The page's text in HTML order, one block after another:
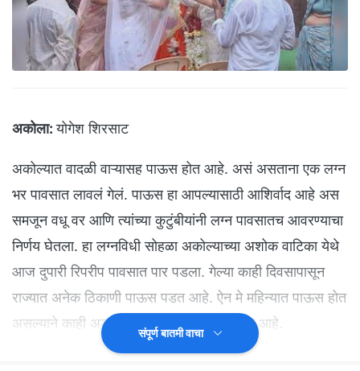
अकोला: योगेश शिरसाट
अकोल्यात वादळी वाऱ्यासह पाऊस होत आहे. असं असताना एक लग्न
भर पावसात लावलं गेलं. पाऊस हा आपल्यासाठी आशिर्वाद आहे अस
समजून वधू वर आणि त्यांच्या कुटुंबीयांनी लग्न पावसातच आवरण्याचा
निर्णय घेतला. हा लग्नविधी सोहळा अकोल्याच्या अशोक वाटिका येथे
आज दुपारी रिपरीप पावसात पार पडला. गेल्या काही दिवसापासून
राज्यात अनेक ठिकाणी पाऊस पडत आहे. ऐन मे महिन्यात पाऊस होत
असल्याने काही अडचणींचाही सामना करावा लागत आहे.
संपूर्ण बातमी वाचा